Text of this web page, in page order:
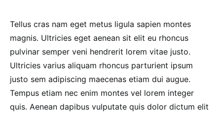
Tellus cras nam eget metus ligula sapien montes
magnis. Ultricies eget aenean sit elit eu rhoncus
pulvinar semper veni hendrerit lorem vitae justo.
Ultricies varius aliquam rhoncus parturient ipsum
justo sem adipiscing maecenas etiam dui augue.
Tempus etiam nec enim montes vel lorem integer
quis. Aenean dapibus vulputate quis dolor dictum elit